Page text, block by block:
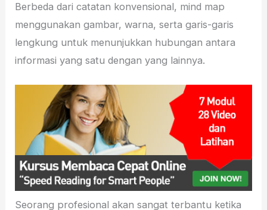
Berbeda dari catatan konvensional, mind map
menggunakan gambar, warna, serta garis-garis
lengkung untuk menunjukkan hubungan antara
informasi yang satu dengan yang lainnya.
Seorang profesional akan sangat terbantu ketika